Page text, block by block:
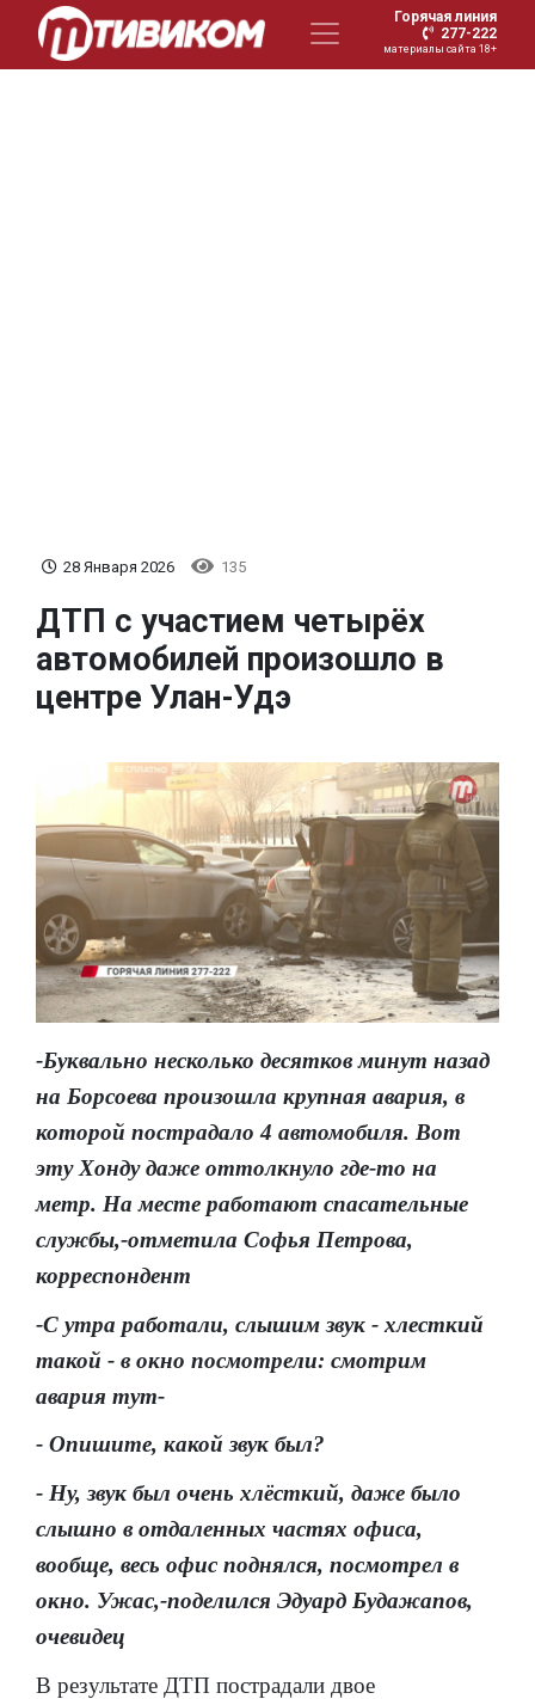
Горячая линия
277-222
материалы сайта 18+
28 Января 2026 135
ДТП с участием четырёх
автомобилей произошло в
центре Улан-Удэ
-Буквально несколько десятков минут назад
на Борсоева произошла крупная авария, в
которой пострадало 4 автомобиля. Вот
эту Хонду даже оттолкнуло где-то на
метр. На месте работают спасательные
службы,-отметила Софья Петрова,
корреспондент
-С утра работали, слышим звук - хлесткий
такой - в окно посмотрели: смотрим
авария тут-
- Опишите, какой звук был?
- Ну, звук был очень хлёсткий, даже было
слышно в отдаленных частях офиса,
вообще, весь офис поднялся, посмотрел в
окно. Ужас,-поделился Эдуард Будажапов,
очевидец
В результате ДТП пострадали двое